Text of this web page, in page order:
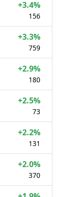
+3.4%
156
+3.3%
759
+2.9%
180
+2.5%
73
+2.2%
131
+2.0%
370